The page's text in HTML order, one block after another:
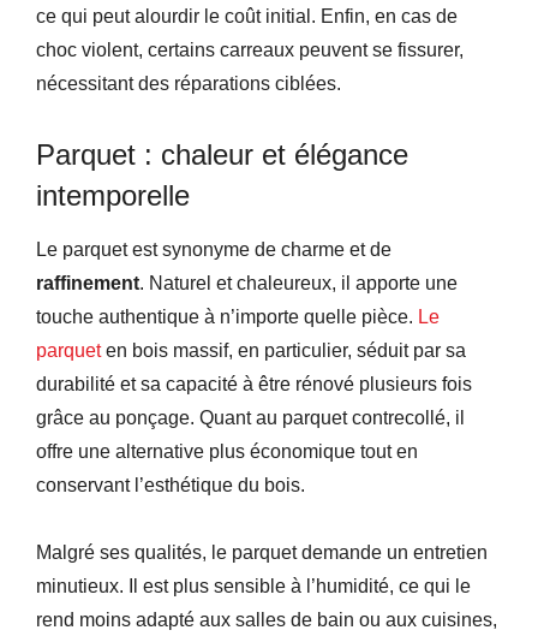
ce qui peut alourdir le coût initial. Enfin, en cas de
choc violent, certains carreaux peuvent se fissurer,
nécessitant des réparations ciblées.
Parquet : chaleur et élégance
intemporelle
Le parquet est synonyme de charme et de
raffinement. Naturel et chaleureux, il apporte une
touche authentique à n’importe quelle pièce. Le
parqueten bois massif, en particulier, séduit par sa
durabilité et sa capacité à être rénové plusieurs fois
grâce au ponçage. Quant au parquet contrecollé, il
offre une alternative plus économique tout en
conservant l’esthétique du bois.
Malgré ses qualités, le parquet demande un entretien
minutieux. Il est plus sensible à l’humidité, ce qui le
rend moins adapté aux salles de bain ou aux cuisines,